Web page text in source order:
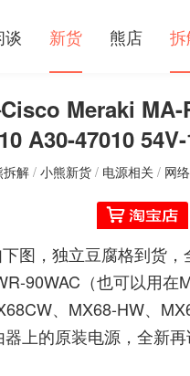
谈 新货 熊店
Meraki
A30-47010
拆解 / 小熊新货 / 电源相关 / 网
图，独立豆腐格到货
90WAC（也可以用
、MX68-HW、
上的原装电源，全新